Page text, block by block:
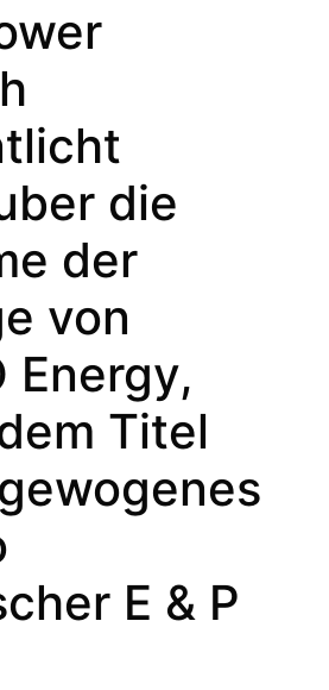
die
der
von
Energy,
Titel
E & P